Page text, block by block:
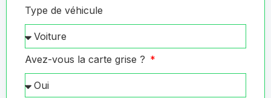
Type de véhicule
Avez-vous la carte grise ?